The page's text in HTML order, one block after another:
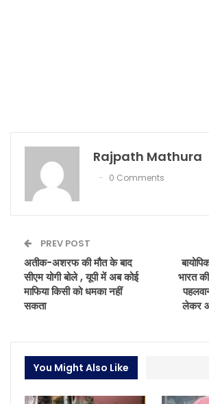
Rajpath Mathura
0 Comments
PREV POST
अतीक-अशरफ की मौत के बाद
सीएम योगी बोले , यूपी में अब कोई
माफिया किसी को धमका नहीं
सकता
भारत
लेकर
You Might Also Like